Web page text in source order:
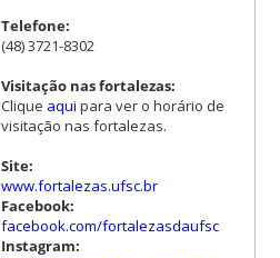
Telefone:
(48) 3721-8302
Visitação nas fortalezas:
Clique aqui para ver o horário de
visitação nas fortalezas.
Site:
www.fortalezas.ufsc.br
Facebook:
facebook.com/fortalezasdaufsc
Instagram: